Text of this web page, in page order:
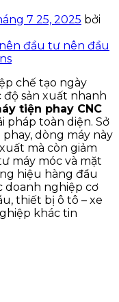
7 25, 2025 bởi
chế tạo ngày
độ sản xuất nhanh
tiện phay CNC
pháp toàn diện. Sở
dòng máy này
mà còn giảm
máy móc và mặt
hiệu hàng đầu
doanh nghiệp cơ
thiết bị ô tô – xe
khác tin